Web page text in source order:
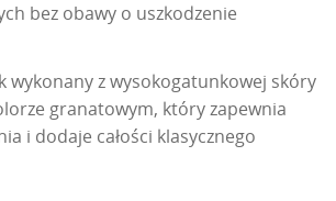
bez obawy o uszkodzenie
wykonany z wysokogatunkowej skóry
granatowym, który zapewnia
i dodaje całości klasycznego